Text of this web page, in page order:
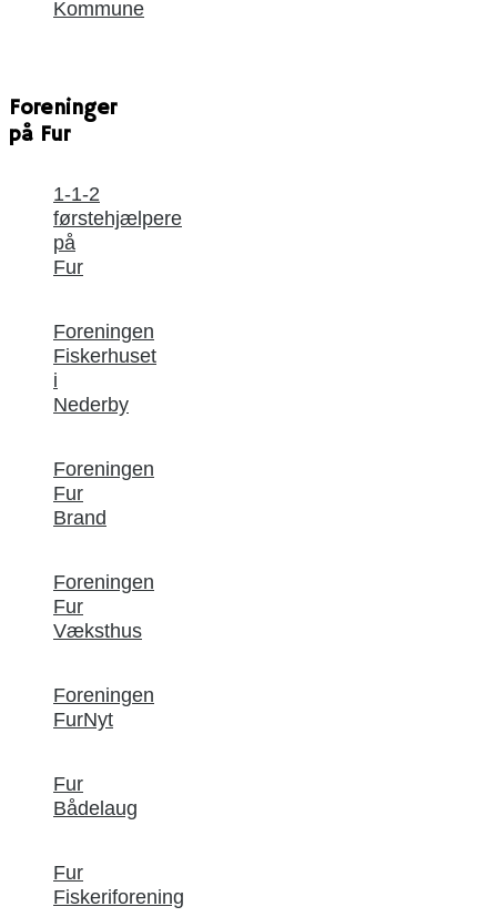
Kommune
Foreninger
på Fur
1-1-2
førstehjælpere
på
Fur
Foreningen
Fiskerhuset
i
Nederby
Foreningen
Fur
Brand
Foreningen
Fur
Væksthus
Foreningen
FurNyt
Fur
Bådelaug
Fur
Fiskeriforening